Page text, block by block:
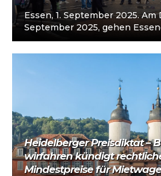
Essen, 1. September 2025.
September 2025, gehen
Mietwagenunternehmen auf
dem Motto „Stoppt…
Heidelberger Preisdiktat –
wirfahren kündigt
Mindestpreise für